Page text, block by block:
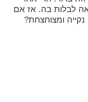
לבלות בה. אז אם
ומצוחצחת?